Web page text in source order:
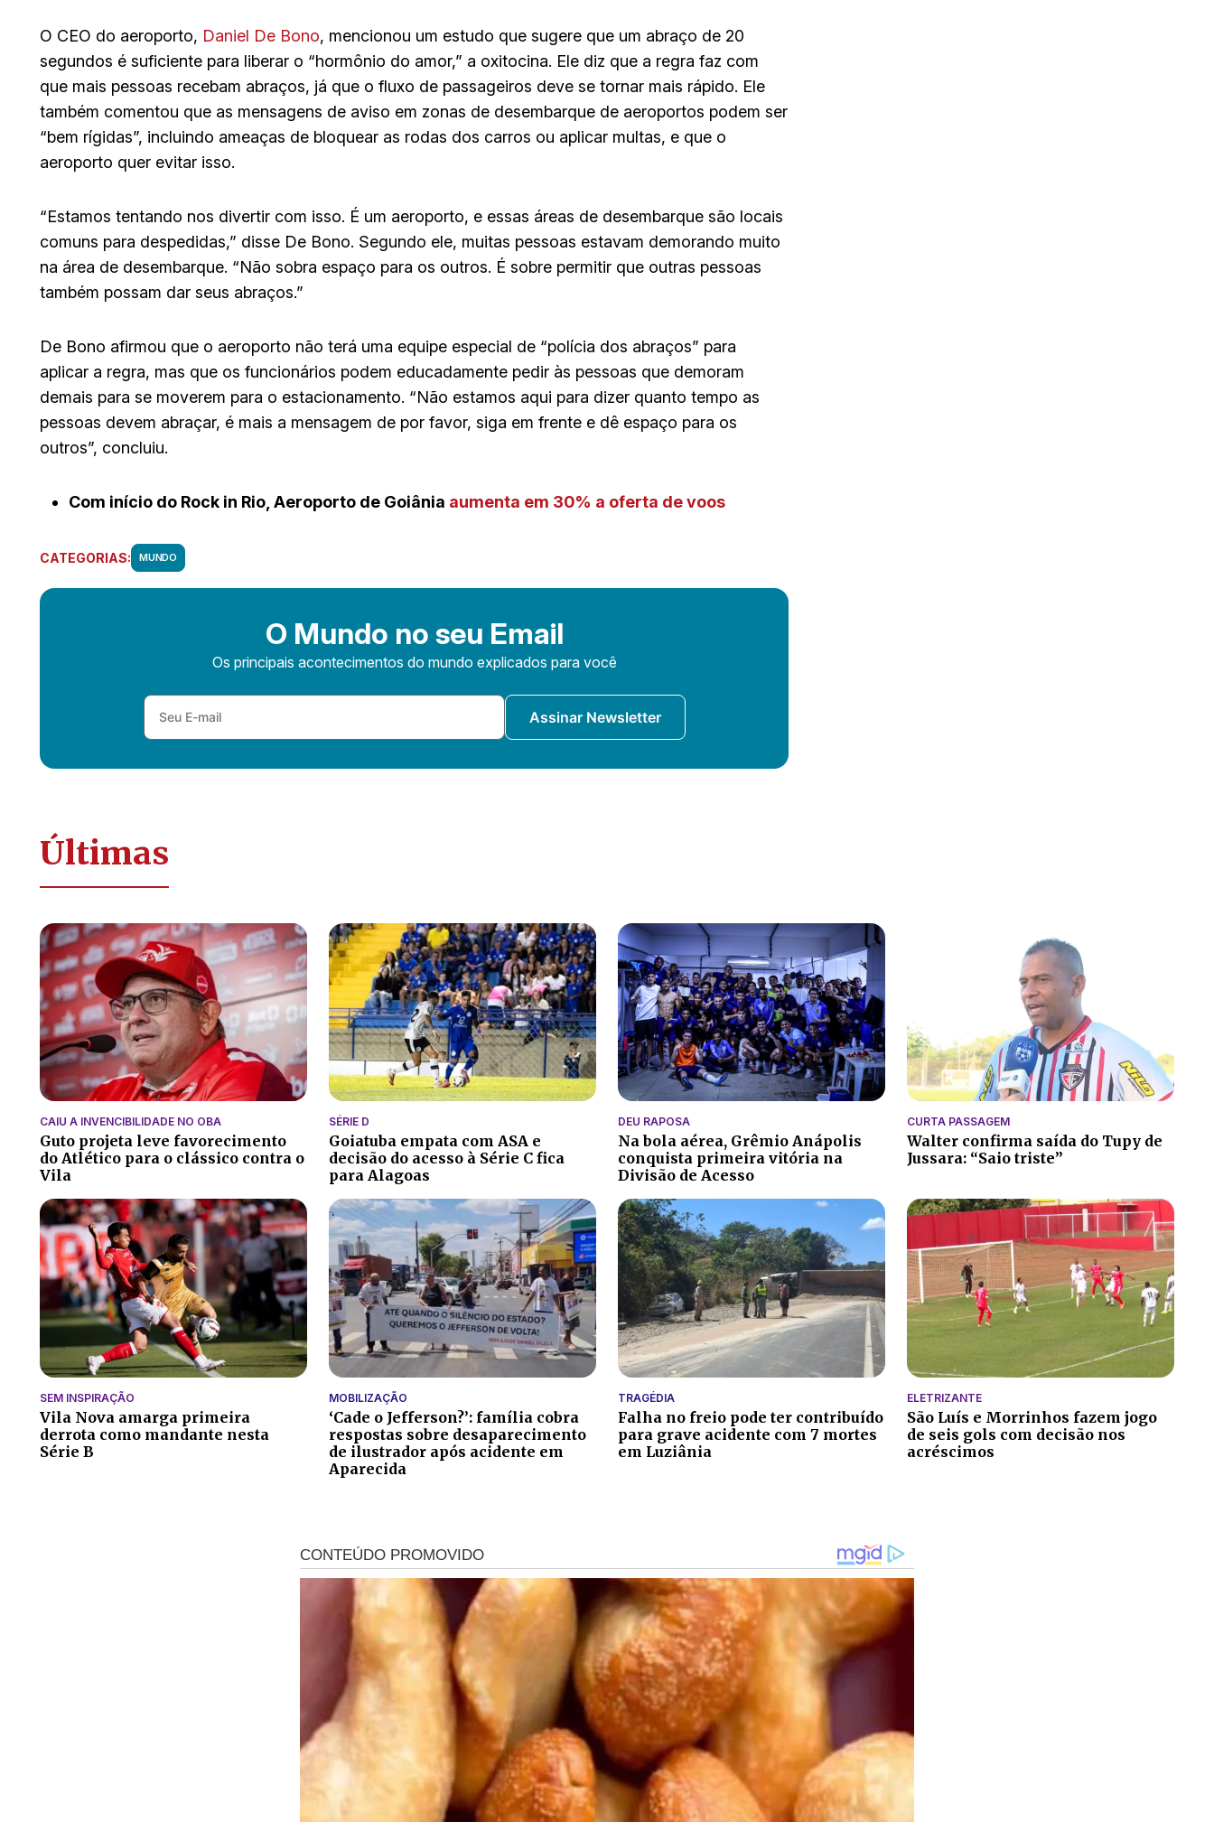
O CEO do aeroporto, Daniel De Bono, mencionou um estudo que sugere que um abraço de 20
segundos é suficiente para liberar o “hormônio do amor,” a oxitocina. Ele diz que a regra faz com
que mais pessoas recebam abraços, já que o fluxo de passageiros deve se tornar mais rápido. Ele
também comentou que as mensagens de aviso em zonas de desembarque de aeroportos podem ser
“bem rígidas”, incluindo ameaças de bloquear as rodas dos carros ou aplicar multas, e que o
aeroporto quer evitar isso.
“Estamos tentando nos divertir com isso. É um aeroporto, e essas áreas de desembarque são locais
comuns para despedidas,” disse De Bono. Segundo ele, muitas pessoas estavam demorando muito
na área de desembarque. “Não sobra espaço para os outros. É sobre permitir que outras pessoas
também possam dar seus abraços.”
De Bono afirmou que o aeroporto não terá uma equipe especial de “polícia dos abraços” para
aplicar a regra, mas que os funcionários podem educadamente pedir às pessoas que demoram
demais para se moverem para o estacionamento. “Não estamos aqui para dizer quanto tempo as
pessoas devem abraçar, é mais a mensagem de por favor, siga em frente e dê espaço para os
outros”, concluiu.
Com início do Rock in Rio, Aeroporto de Goiânia aumenta em 30% a oferta de voos
CATEGORIAS: MUNDO
O Mundo no seu Email
Os principais acontecimentos do mundo explicados para você
Assinar Newsletter
Últimas
CAIU A INVENCIBILIDADE NO OBA
Guto projeta leve favorecimento
do Atlético para o clássico contra o
Vila
SÉRIE D
Goiatuba empata com ASA e
decisão do acesso à Série C fica
para Alagoas
DEU RAPOSA
Na bola aérea, Grêmio Anápolis
conquista primeira vitória na
Divisão de Acesso
CURTA PASSAGEM
Walter confirma saída do Tupy de
Jussara: “Saio triste”
SEM INSPIRAÇÃO
Vila Nova amarga primeira
derrota como mandante nesta
Série B
MOBILIZAÇÃO
‘Cade o Jefferson?’: família cobra
respostas sobre desaparecimento
de ilustrador após acidente em
Aparecida
TRAGÉDIA
Falha no freio pode ter contribuído
para grave acidente com 7 mortes
em Luziânia
ELETRIZANTE
São Luís e Morrinhos fazem jogo
de seis gols com decisão nos
acréscimos